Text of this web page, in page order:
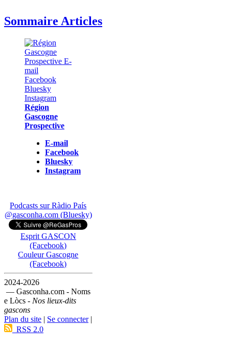
Sommaire Articles
Région
Gascogne
Prospective
E-mail
Facebook
Bluesky
Instagram
Podcasts sur Ràdio País
@gasconha.com (Bluesky)
Esprit GASCON
(Facebook)
Couleur Gascogne
(Facebook)
2024-2026
— Gasconha.com - Noms
e Lòcs - Nos lieux-dits
gascons
Plan du site | Se connecter|
RSS 2.0